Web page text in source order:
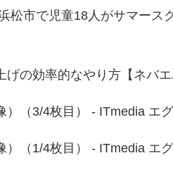
松市で児童18人がサマース
げの効率的なやり方【ネバ
）（3/4枚目） - ITmedia エ
）（1/4枚目） - ITmedia エ